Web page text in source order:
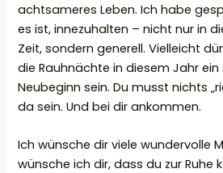
achtsameres Leben. Ich habe
es ist, innezuhalten – nicht nur in
Zeit, sondern generell. Vielleicht
die Rauhnächte in diesem Jahr
Neubeginn sein. Du musst nichts
da sein. Und bei dir ankommen.
Ich wünsche dir viele wundervolle
wünsche ich dir, dass du zur Ruhe